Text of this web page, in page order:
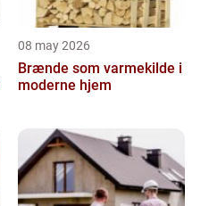
08 may 2026
Brænde som varmekilde i
moderne hjem